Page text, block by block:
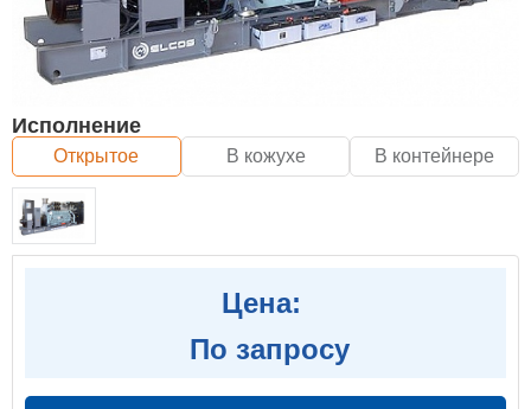
Исполнение
Открытое В кожухе В контейнере
Цена:
По запросу